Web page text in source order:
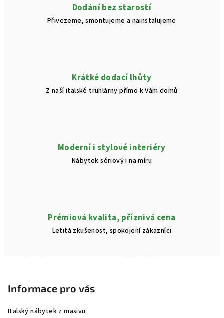
í
p
r
v
ý
p
Dodání bez starostí
Přivezeme, smontujeme a nainstalujeme
Krátké dodací lhůty
Z naší italské truhlárny přímo k Vám domů
Moderní i stylové interiéry
Nábytek sériový i na míru
Prémiová kvalita, příznivá cena
Letitá zkušenost, spokojení zákazníci
Informace pro vás
Italský nábytek z masivu